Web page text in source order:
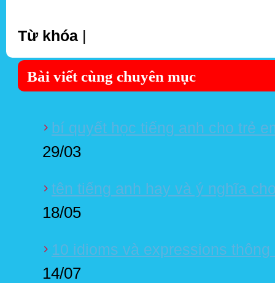
Từ khóa |
Bài viết cùng chuyên mục
bí quyết học tiếng anh cho trẻ
29/03
tên tiếng anh hay và ý nghĩa
18/05
10 idioms và expressions
14/07